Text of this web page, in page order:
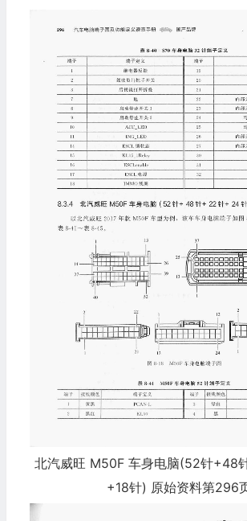
北汽威旺 M50F 车身电脑(52针+48
+18针) 原始资料第296